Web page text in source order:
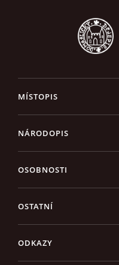
MÍSTOPIS
NÁRODOPIS
OSOBNOSTI
OSTATNÍ
ODKAZY